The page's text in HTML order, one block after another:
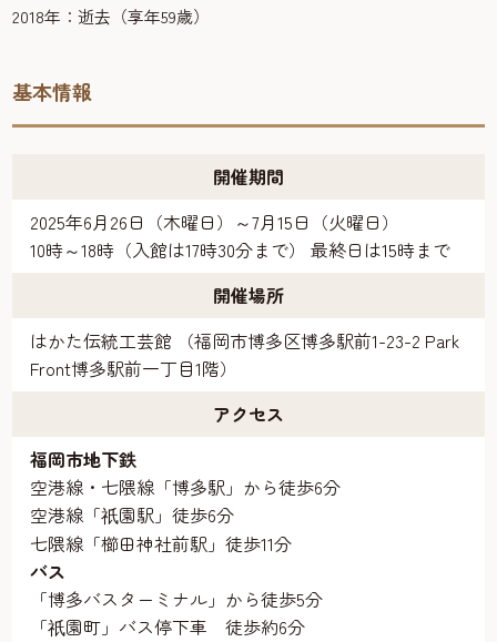
2018年：逝去（享年59歳）
基本情報
開催期間
2025年6月26日（木曜日）～7月15日（火曜日）
10時～18時（入館は17時30分まで） 最終日は15時まで
開催場所
はかた伝統工芸館 （福岡市博多区博多駅前1-23-2 Park
Front博多駅前一丁目1階）
アクセス
福岡市地下鉄
空港線・七隈線「博多駅」から徒歩6分
空港線「祇園駅」徒歩6分
七隈線「櫛田神社前駅」徒歩11分
バス
「博多バスターミナル」から徒歩5分
「祇園町」バス停下車 徒歩約6分